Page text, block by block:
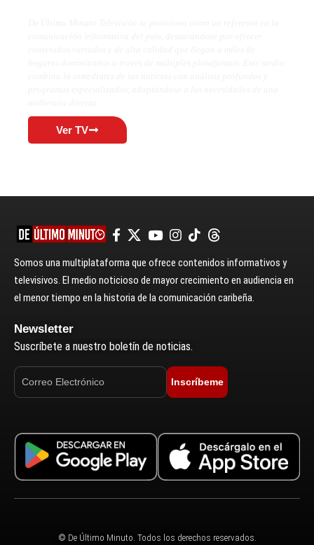
Ver TV
Somos una multiplataforma que ofrece contenidos informativos y
televisivos. El medio noticioso de mayor crecimiento en audiencia en
el menor tiempo en la historia de la comunicación caribeña.
Newsletter
Suscríbete a nuestro boletín de noticias.
Inscríbeme
© De Último Minuto. Todos los derechos reservados.